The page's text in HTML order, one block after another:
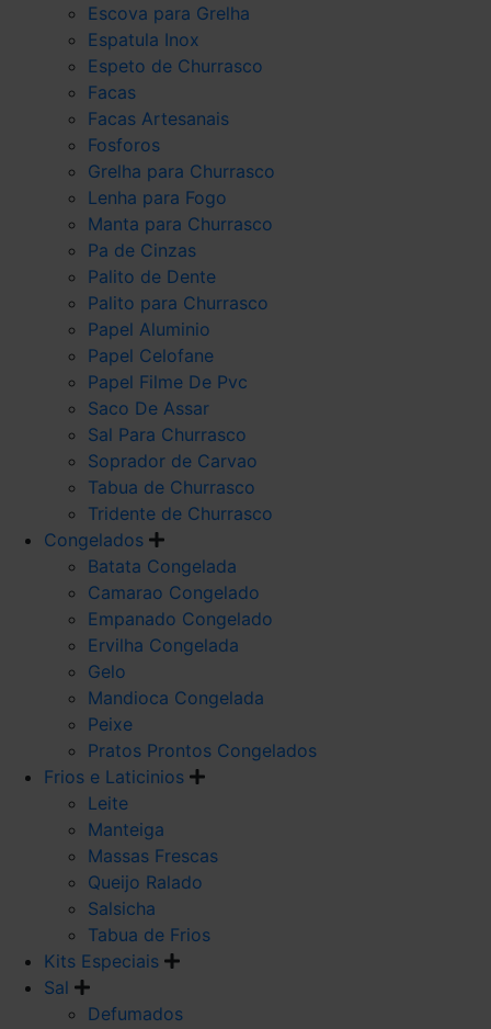
Escova para Grelha
Espatula Inox
Espeto de Churrasco
Facas
Facas Artesanais
Fosforos
Grelha para Churrasco
Lenha para Fogo
Manta para Churrasco
Pa de Cinzas
Palito de Dente
Palito para Churrasco
Papel Aluminio
Papel Celofane
Papel Filme De Pvc
Saco De Assar
Sal Para Churrasco
Soprador de Carvao
Tabua de Churrasco
Tridente de Churrasco
Congelados
Batata Congelada
Camarao Congelado
Empanado Congelado
Ervilha Congelada
Gelo
Mandioca Congelada
Peixe
Pratos Prontos Congelados
Frios e Laticinios
Leite
Manteiga
Massas Frescas
Queijo Ralado
Salsicha
Tabua de Frios
Kits Especiais
Sal
Defumados